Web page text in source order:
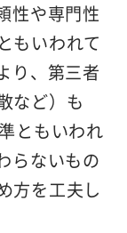
性や専門性
もいわれて
り、第三者
など）も
ともいわれ
らないもの
方を工夫し